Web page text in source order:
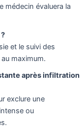
médecin évaluera la
et le suivi des
maximum.
après infiltration
exclure une
ou